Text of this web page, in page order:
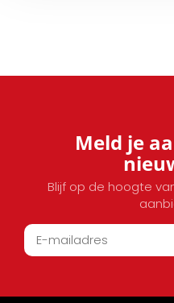
Meld je
Blijf op de hoogte